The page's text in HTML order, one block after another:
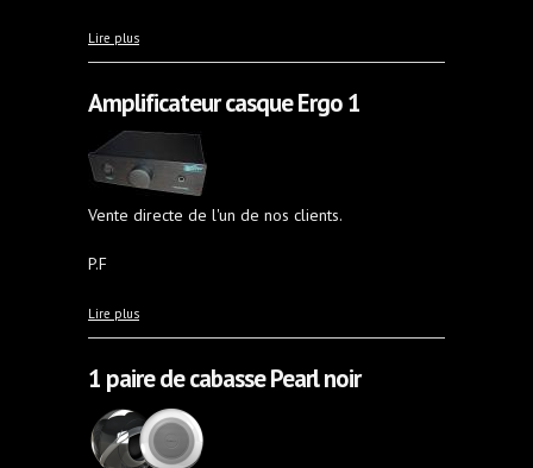
Lire plus
Amplificateur casque Ergo 1
Vente directe de l'un de nos clients.
P.F
Lire plus
1 paire de cabasse Pearl noir